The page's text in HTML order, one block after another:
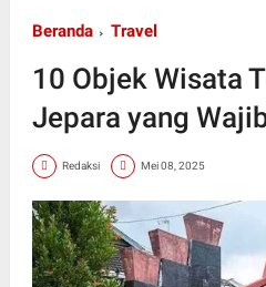
Beranda Travel
10 Objek Wisata
Jepara yang
Redaksi Mei 08, 2025